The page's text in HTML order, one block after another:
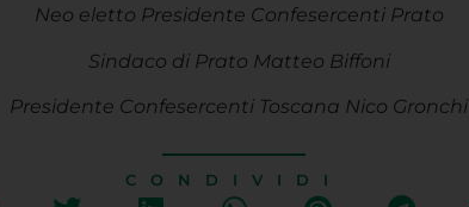
Neo eletto Presidente Confesercenti Prato
Sindaco di Prato Matteo Biffoni
Presidente Confesercenti Toscana Nico Gronchi
CONDIVIDI